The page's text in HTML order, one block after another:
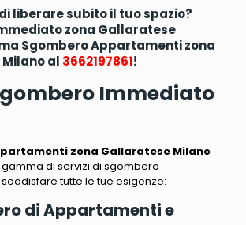
liberare subito il tuo spazio?
zona Gallaratese
Sgombero Appartamenti zona
al 3662197861!
Immediato
zona Gallaratese Milano
di servizi di sgombero
tutte le tue esigenze:
di Appartamenti e